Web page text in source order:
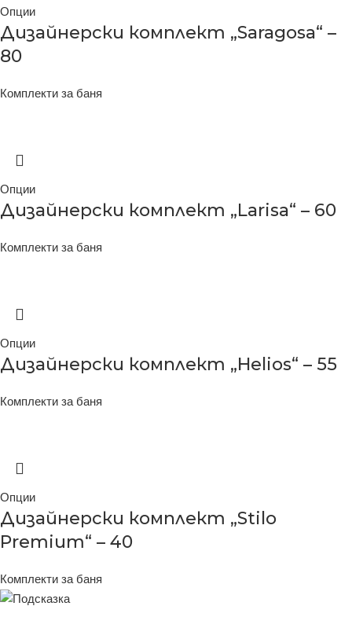
Опции
Дизайнерски комплект „Saragosa“ –
80
Комплекти за баня
Опции
Дизайнерски комплект „Larisa“ – 60
Комплекти за баня
Опции
Дизайнерски комплект „Helios“ – 55
Комплекти за баня
Опции
Дизайнерски комплект „Stilo
Premium“ – 40
Комплекти за баня